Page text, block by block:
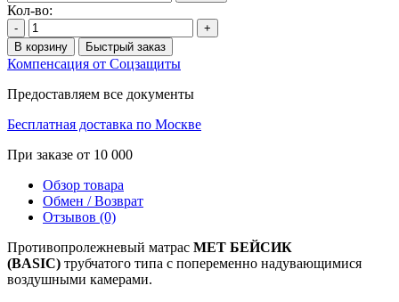
Кол-во:
-
+
В корзину
Быстрый заказ
Компенсация от Соцзащиты
Предоставляем все документы
Бесплатная доставка по Москве
При заказе от 10 000
Обзор товара
Обмен / Возврат
Отзывов (0)
Противопролежневый матрас MET БЕЙСИК
(BASIC) трубчатого типа с попеременно надувающимися
воздушными камерами.